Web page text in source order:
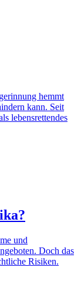
hemmt
kann. Seit
lebensrettendes
und
Doch das
Risiken.